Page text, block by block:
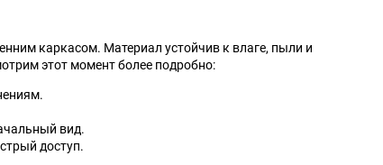
каркасом. Материал устойчив к влаге, пыли и
этот момент более подробно:
вид.
доступ.